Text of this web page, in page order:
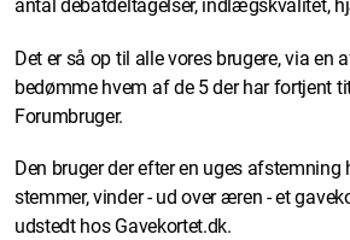
antal debatdeltagelser, indlægskvalitet,
Det er så op til alle vores brugere, via en
bedømme hvem af de 5 der har fortjent
Forumbruger.
Den bruger der efter en uges
stemmer, vinder - ud over æren - et
udstedt hos Gavekortet.dk.